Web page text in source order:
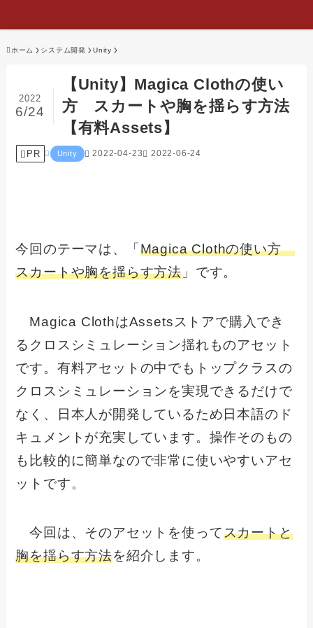
ホーム システム開発 Unity
【Unity】Magica Clothの使い
方 スカートや胸を揺らす方法
【有料Assets】
2022
6/24
PR Unity 2022-04-23 2022-06-24
今回のテーマは、「 Magica Clothの使い方
スカートや胸を揺らす方法 」です。
Magica ClothはAssetsストアで購入でき
るクロスシミュレーション揺れものアセット
です。有料アセットの中でもトップクラスの
クロスシミュレーションを実現できるだけで
なく、日本人が開発しているため日本語のド
キュメントが充実しています。操作そのもの
も比較的に簡単なので非常に使いやすいアセ
ットです。
今回は、そのアセットを使ってスカートと
胸を揺らす方法を紹介します。